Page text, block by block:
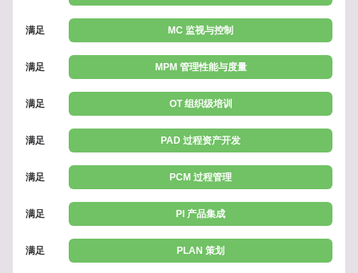
满足 MC 监视与控制
满足 MPM 管理性能与度量
满足 OT 组织级培训
满足 PAD 过程资产开发
满足 PCM 过程管理
满足 PI 产品集成
满足 PLAN 策划